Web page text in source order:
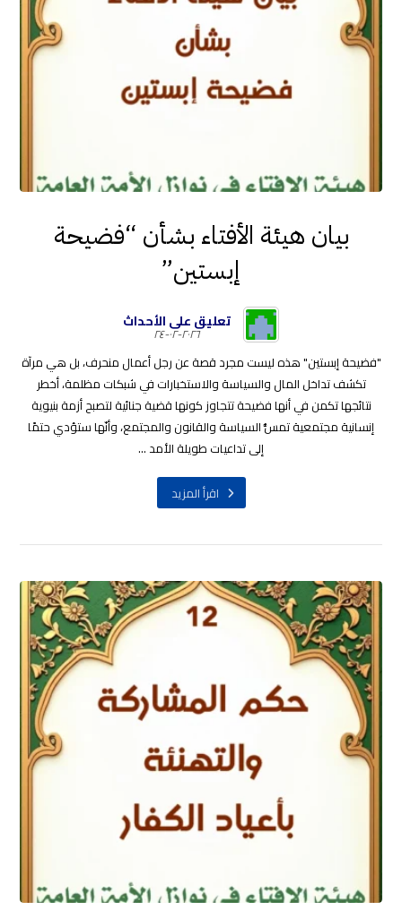
بيان هيئة الأفتاء بشأن “فضيحة
إبستين”
تعليق على الأحداث
٢٠٢٦-٠٢-٢٤
"فضيحة إبستين" هذه ليست مجرد قصة عن رجل أعمال منحرف، بل هي مرآة
تكشف تداخل المال والسياسة والاستخبارات في شبكات مظلمة، أخطر
نتائجها تكمن في أنها فضيحة تتجاوز كونها قضية جنائية لتصبح أزمة بنيوية
إنسانية مجتمعية تمسُّ السياسة والقانون والمجتمع، وأنّها ستؤدي حتمًا
إلى تداعيات طويلة الأمد ...
اقرأ المزيد